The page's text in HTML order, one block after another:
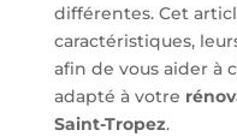
différentes. Cet
caractéristiques,
afin de vous aider à
adapté à votre
Saint-Tropez.